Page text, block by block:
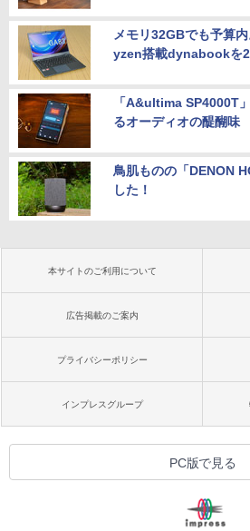
メモリ32GBでも予算
yzen搭載dynabookを2
「A&ultima SP4000T
るオーディオの醍醐味
鳥肌ものの「DENON
した！
本サイトのご利用について
広告掲載のご案内
プライバシーポリシー
インプレスグループ
PC版で見る